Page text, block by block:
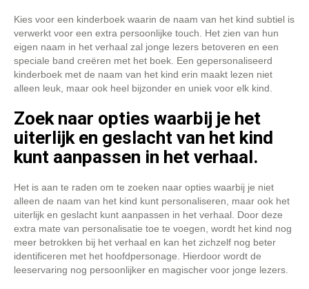
Kies voor een kinderboek waarin de naam van het kind subtiel is
verwerkt voor een extra persoonlijke touch. Het zien van hun
eigen naam in het verhaal zal jonge lezers betoveren en een
speciale band creëren met het boek. Een gepersonaliseerd
kinderboek met de naam van het kind erin maakt lezen niet
alleen leuk, maar ook heel bijzonder en uniek voor elk kind.
Zoek naar opties waarbij je het
uiterlijk en geslacht van het kind
kunt aanpassen in het verhaal.
Het is aan te raden om te zoeken naar opties waarbij je niet
alleen de naam van het kind kunt personaliseren, maar ook het
uiterlijk en geslacht kunt aanpassen in het verhaal. Door deze
extra mate van personalisatie toe te voegen, wordt het kind nog
meer betrokken bij het verhaal en kan het zichzelf nog beter
identificeren met het hoofdpersonage. Hierdoor wordt de
leeservaring nog persoonlijker en magischer voor jonge lezers.